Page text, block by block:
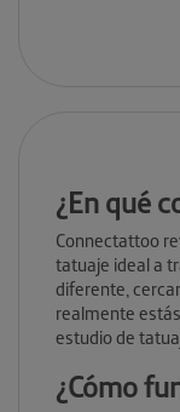
¿En qué
Connectattoo
tatuaje ideal a
diferente,
realmente
estudio de
¿Cómo